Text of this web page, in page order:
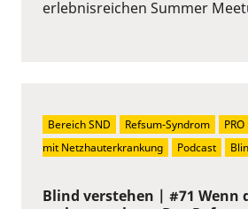
erlebnisreichen Summer
Blind verstehen | #71 Wenn
Bereich SND Refsum-Syndrom
mit Netzhauterkrankung
Podcast